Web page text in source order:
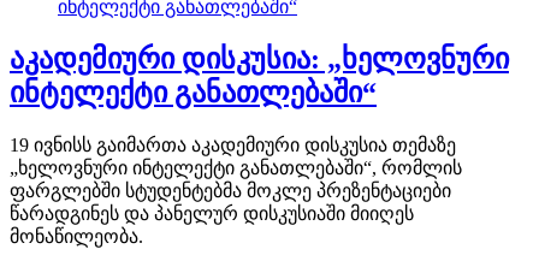
აკადემიური დისკუსია: „ხელოვნური
ინტელექტი განათლებაში“
19 ივნისს გაიმართა აკადემიური დისკუსია თემაზე
„ხელოვნური ინტელექტი განათლებაში“, რომლის
ფარგლებში სტუდენტებმა მოკლე პრეზენტაციები
წარადგინეს და პანელურ დისკუსიაში მიიღეს
მონაწილეობა.